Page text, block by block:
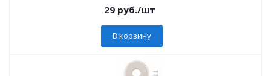
29руб./шт
В корзину